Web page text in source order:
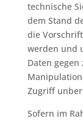
technische
dem Stand
die
werden und
Daten
Zugriff
Sofern im